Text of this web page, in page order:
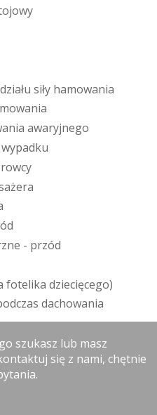
ojowy
działu siły hamowania
mowania
ania awaryjnego
wypadku
rowcy
ażera
ód
zne - przód
fotelika dziecięcego)
odczas dachowania
szukasz lub masz
się z nami, chętnie